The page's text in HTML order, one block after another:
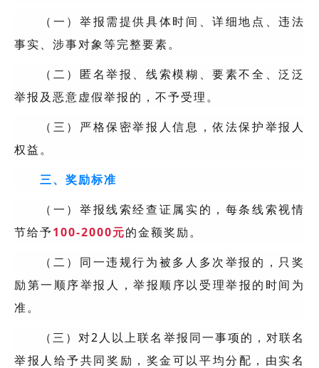
（一）举报需提供具体时间、详细地点、违法
事实、涉事对象等完整要素。
（二）匿名举报、线索模糊、要素不全、泛泛
举报及恶意虚假举报的，不予受理。
（三）严格保密举报人信息，依法保护举报人
权益。
三、奖励标准
（一）举报线索经查证属实的，每条线索视情
节给予100-2000元的金额奖励。
（二）同一违规行为被多人多次举报的，只奖
励第一顺序举报人，举报顺序以受理举报的时间为
准。
（三）对2人以上联名举报同一事项的，对联名
举报人给予共同奖励，奖金可以平均分配，由实名